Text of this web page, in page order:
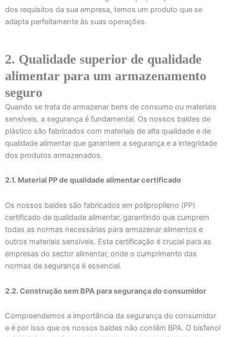
dos requisitos da sua empresa, temos um produto que se
adapta perfeitamente às suas operações.
2. Qualidade superior de qualidade
alimentar para um armazenamento
seguro
Quando se trata de armazenar bens de consumo ou materiais
sensíveis, a segurança é fundamental. Os nossos baldes de
plástico são fabricados com materiais de alta qualidade e de
qualidade alimentar que garantem a segurança e a integridade
dos produtos armazenados.
2.1. Material PP de qualidade alimentar certificado
Os nossos baldes são fabricados em polipropileno (PP)
certificado de qualidade alimentar, garantindo que cumprem
todas as normas necessárias para armazenar alimentos e
outros materiais sensíveis. Esta certificação é crucial para as
empresas do sector alimentar, onde o cumprimento das
normas de segurança é essencial.
2.2. Construção sem BPA para segurança do consumidor
Compreendemos a importância da segurança do consumidor
e é por isso que os nossos baldes não contêm BPA. O bisfenol